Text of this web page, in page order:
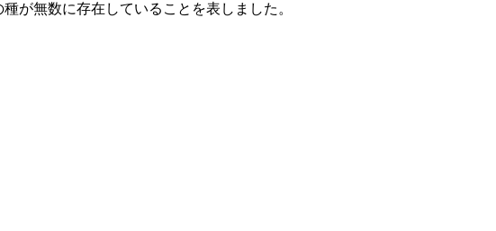
が無数に存在していることを表しました。